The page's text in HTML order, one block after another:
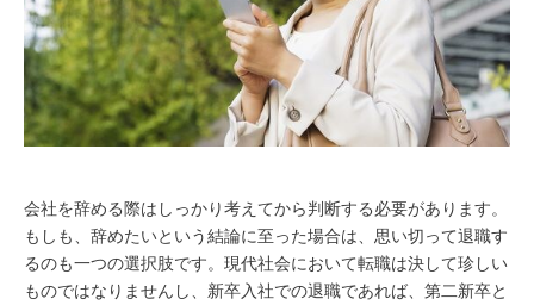
会社を辞める際はしっかり考えてから判断する必要があります。
もしも、辞めたいという結論に至った場合は、思い切って退職す
るのも一つの選択肢です。現代社会において転職は決して珍しい
ものではなりませんし、新卒入社での退職であれば、第二新卒と